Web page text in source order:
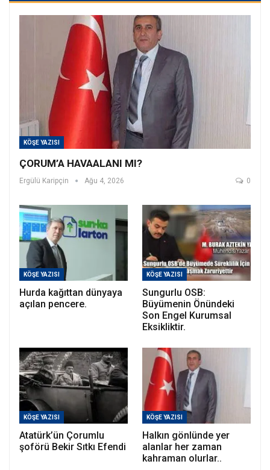
KÖŞE YAZISI
ÇORUM’A HAVAALANI MI?
Ergülü Karipçin Ağu 4, 2026 0
KÖŞE YAZISI
Hurda kağıttan dünyaya
açılan pencere.
KÖŞE YAZISI
Sungurlu OSB:
Büyümenin Önündeki
Son Engel Kurumsal
Eksikliktir.
KÖŞE YAZISI
Atatürk’ün Çorumlu
şoförü Bekir Sıtkı Efendi
KÖŞE YAZISI
Halkın gönlünde yer
alanlar her zaman
kahraman olurlar..